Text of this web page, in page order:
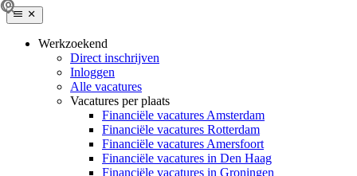
Werkzoekend
Direct inschrijven
Inloggen
Alle vacatures
Vacatures per plaats
Financiële vacatures Amsterdam
Financiële vacatures Rotterdam
Financiële vacatures Amersfoort
Financiële vacatures in Den Haag
Financiële vacatures in Groningen